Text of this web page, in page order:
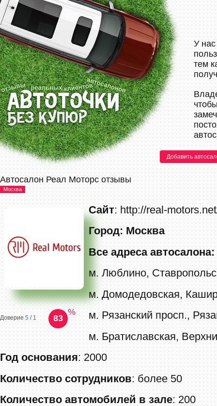
У
тем
Добавить
Автосалон Реал Моторс отзывы
Москва
Доверие 5 / 1 83
%
Сайт: http://real-
Город: Москва
Все адреса автосалона:
м. Люблино,
м. Домодедовская,
м. Рязанский просп.,
м. Братиславская,
Год основания: 2000
Количество сотрудников: более 50
Количество автомобилей в зале: 200